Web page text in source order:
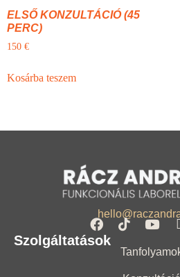
ELSŐ KONZULTÁCIÓ (45
PERC)
150 €
Kosárba teszem
Szolgáltatások